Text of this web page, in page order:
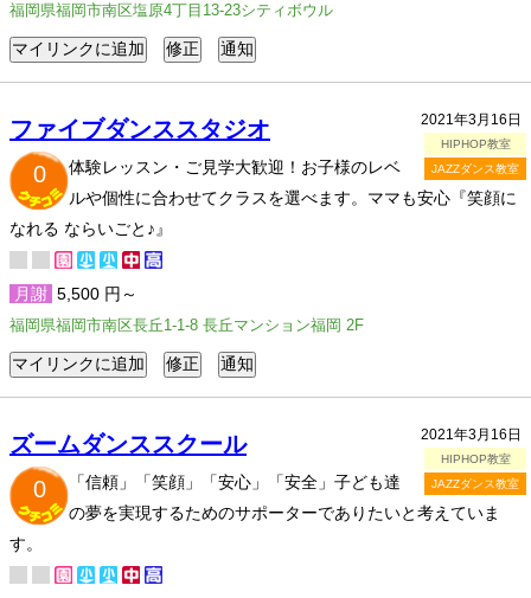
福岡県福岡市南区塩原4丁目13-23シティボウル
2021年3月16日
HIPHOP教室
JAZZダンス教室
ファイブダンススタジオ
0
体験レッスン・ご見学大歓迎！お子様のレベ
ルや個性に合わせてクラスを選べます。ママも安心『笑顔に
なれる ならいごと♪』
月謝 5,500 円～
福岡県福岡市南区長丘1-1-8 長丘マンション福岡 2F
2021年3月16日
HIPHOP教室
JAZZダンス教室
ズームダンススクール
0
「信頼」「笑顔」「安心」「安全」子ども達
の夢を実現するためのサポーターでありたいと考えていま
す。